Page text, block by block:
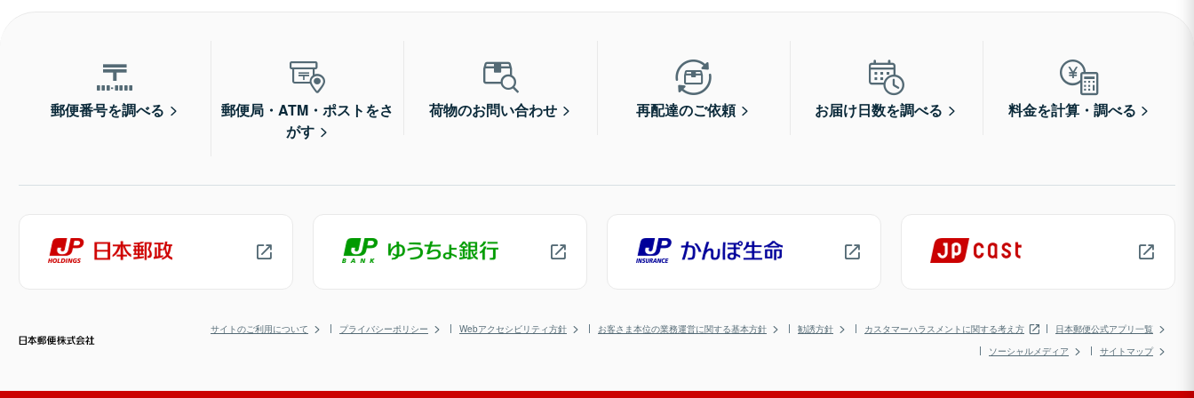
郵便番号を調べる
郵便局・ATM・ポストをさ
がす
荷物のお問い合わせ 再配達のご依頼 お届け日数を調べる 料金を計算・調べる
サイトのご利用について プライバシーポリシー Webアクセシビリティ方針 お客さま本位の業務運営に関する基本方針 勧誘方針 カスタマーハラスメントに関する考え方
日本郵便公式アプリ一覧
ソーシャルメディア
サイトマップ